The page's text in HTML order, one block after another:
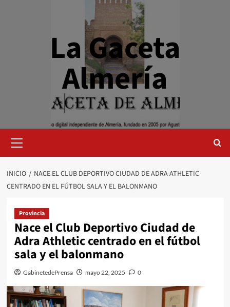
La Gaceta
Almería
primario
INICIO
NACE EL CLUB DEPORTIVO CIUDAD DE ADRA ATHLETIC
CENTRADO EN EL FÚTBOL SALA Y EL BALONMANO
Provincia
Nace el Club Deportivo Ciudad de
Adra Athletic centrado en el fútbol
sala y el balonmano
GabinetedePrensa mayo 22, 2025 0